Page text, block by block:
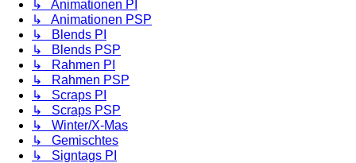
↳ Animationen PI
↳ Animationen PSP
↳ Blends PI
↳ Blends PSP
↳ Rahmen PI
↳ Rahmen PSP
↳ Scraps PI
↳ Scraps PSP
↳ Winter/X-Mas
↳ Gemischtes
↳ Signtags PI